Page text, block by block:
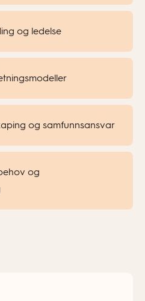
og ledelse
og samfunnsansvar
og